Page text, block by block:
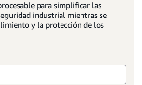
para simplificar las
industrial mientras se
y la protección de los